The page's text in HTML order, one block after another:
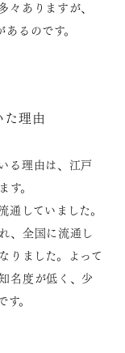
々ありますが、
るのです。
た理由
る理由は、江戸
。
していました。
、全国に流通し
りました。よって
名度が低く、少
。